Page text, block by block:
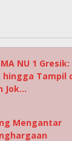
NU 1 Gresik:
hingga Tampil
Jok…
Mengantar